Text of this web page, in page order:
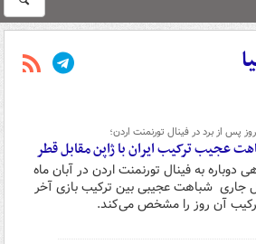
عجیب ترکیب ایران با ژاپن مقابل قطر
دوباره به فینال تورنمنت اردن در آبان ماه
جاری شباهت عجیبی بین ترکیب بازی آخر
آن روز را مشخص می‌کند.